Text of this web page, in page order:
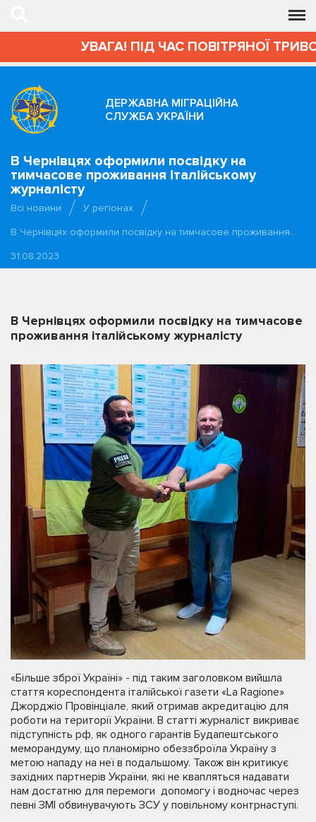
УВАГА! ПІД ЧАС ПОВІТРЯНОЇ
ДЕРЖАВНА МІГРАЦІЙНА
СЛУЖБА УКРАЇНИ
В Чернівцях оформили посвідку на
тимчасове проживання італійському
журналісту
Всі новини
У регіонах
В Чернівцях оформили посвідку на тимчасове проживання…
31.08.2023
В Чернівцях оформили посвідку на тимчасове
проживання італійському журналісту
«Більше зброї Україні» - під таким заголовком вийшла
стаття кореспондента італійської газети «La Ragione»
Джорджіо Провінціале, який отримав акредитацію для
роботи на території України. В статті журналіст викриває
підступність рф, як одного гарантів Будапештського
меморандуму, що планомірно обеззброїла Україну з
метою нападу на неї в подальшому. Також він критикує
західних партнерів України, які не квапляться надавати
нам достатню для перемоги допомогу і водночас через
певні ЗМІ обвинувачують ЗСУ у повільному контрнаступі.